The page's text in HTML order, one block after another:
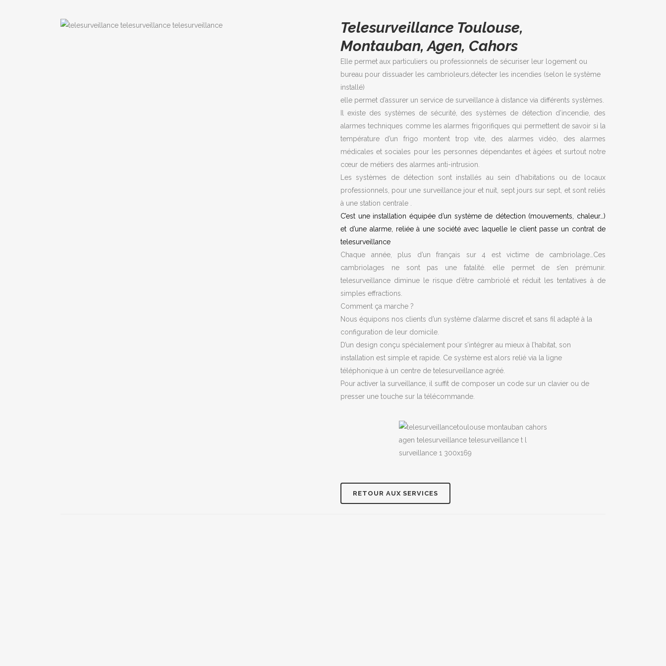
Telesurveillance Toulouse,
Montauban, Agen, Cahors
Elle permet aux particuliers ou professionnels de sécuriser leur logement ou
bureau pour dissuader les cambrioleurs,détecter les incendies (selon le système
installé)
elle permet d’assurer un service de surveillance à distance via différents systèmes.
Il existe des systèmes de sécurité, des systèmes de détection d’incendie, des
alarmes techniques comme les alarmes frigorifiques qui permettent de savoir si la
température d’un frigo montent trop vite, des alarmes vidéo, des alarmes
médicales et sociales pour les personnes dépendantes et âgées et surtout notre
cœur de métiers des alarmes anti-intrusion.
Les systèmes de détection sont installés au sein d’habitations ou de locaux
professionnels, pour une surveillance jour et nuit, sept jours sur sept, et sont reliés
à une station centrale .
C’est une installation équipée d’un système de détection (mouvements, chaleur…)
et d’une alarme, reliée à une société avec laquelle le client passe un contrat de
telesurveillance
Chaque année, plus d’un français sur 4 est victime de cambriolage…Ces
cambriolages ne sont pas une fatalité. elle permet de s’en prémunir.
telesurveillance diminue le risque d’être cambriolé et réduit les tentatives à de
simples effractions.
Comment ça marche ?
Nous équipons nos clients d’un système d’alarme discret et sans fil adapté à la
configuration de leur domicile.
D’un design conçu spécialement pour s’intégrer au mieux à l’habitat, son
installation est simple et rapide. Ce système est alors relié via la ligne
téléphonique à un centre de telesurveillance agréé.
Pour activer la surveillance, il suffit de composer un code sur un clavier ou de
presser une touche sur la télécommande.
RETOUR AUX SERVICES